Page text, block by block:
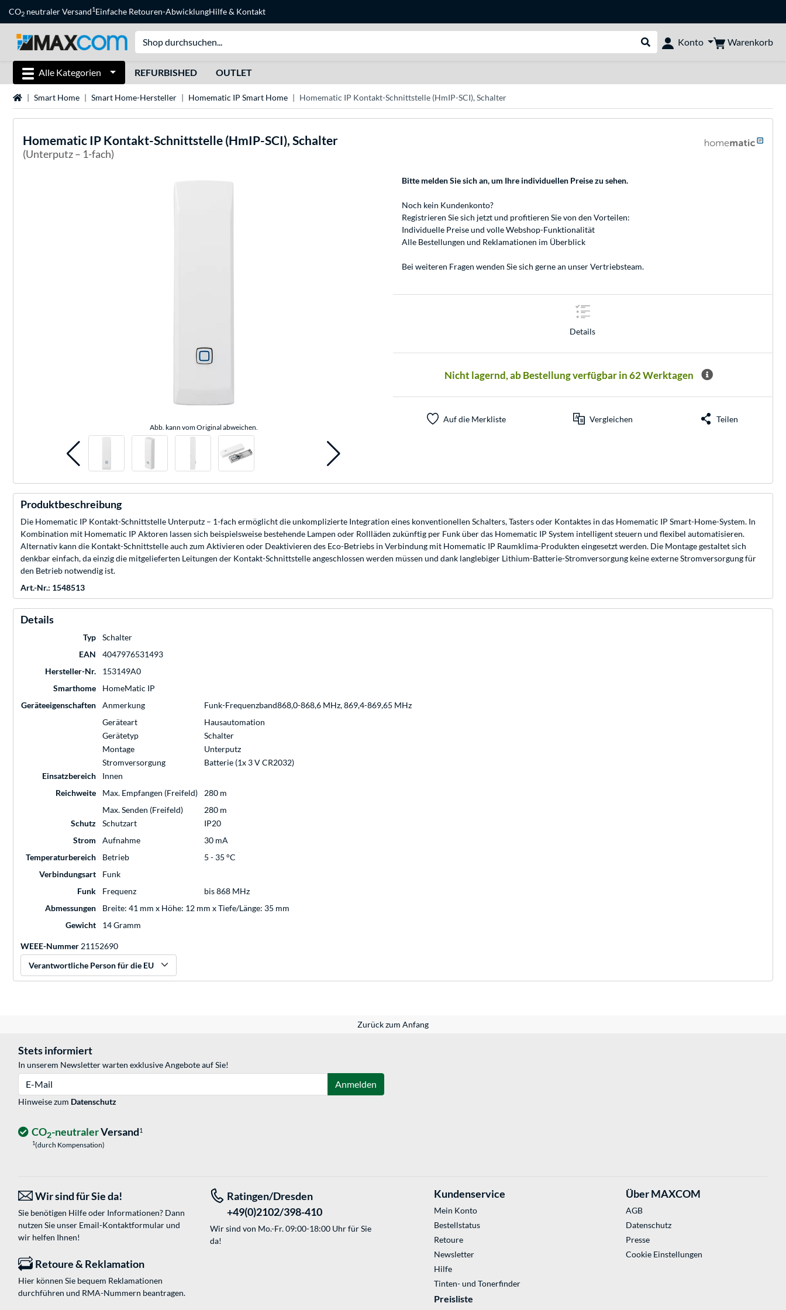
CO2 neutraler Versand1Einfache Retouren-AbwicklungHilfe& Kontakt
Suche durchführen
Konto Warenkorb
Alle Kategorien REFURBISHED OUTLET
StartseiteSmart Home Smart Home-Hersteller Homematic IP Smart Home Homematic IP Kontakt-Schnittstelle (HmIP-SCI), Schalter
Homematic IP Kontakt-Schnittstelle (HmIP-SCI), Schalter
(Unterputz – 1-fach)
Abb. kann vom Original abweichen.
Bitte melden Sie sich an, um Ihre individuellen Preise zu sehen.
Noch kein Kundenkonto?
Registrieren Sie sich jetzt und profitieren Sie von den Vorteilen:
Individuelle Preise und volle Webshop-Funktionalität
Alle Bestellungen und Reklamationen im Überblick
Bei weiteren Fragen wenden Sie sich gerne an unserVertriebsteam.
Details
Nicht lagernd, ab Bestellung verfügbar in 62 Werktagen
Auf die Merkliste Vergleichen Teilen
Produktbeschreibung
Die Homematic IP Kontakt-Schnittstelle Unterputz – 1-fach ermöglicht die unkomplizierte Integration eines konventionellen Schalters, Tasters oder Kontaktes in das Homematic IP Smart-Home-System. In
Kombination mit Homematic IP Aktoren lassen sich beispielsweise bestehende Lampen oder Rollläden zukünftig per Funk über das Homematic IP System intelligent steuern und flexibel automatisieren.
Alternativ kann die Kontakt-Schnittstelle auch zum Aktivieren oder Deaktivieren des Eco-Betriebs in Verbindung mit Homematic IP Raumklima-Produkten eingesetzt werden. Die Montage gestaltet sich
denkbar einfach, da einzig die mitgelieferten Leitungen der Kontakt-Schnittstelle angeschlossen werden müssen und dank langlebiger Lithium-Batterie-Stromversorgung keine externe Stromversorgung für
den Betrieb notwendig ist.
Art.-Nr.: 1548513
Details
Typ
Schalter
EAN
4047976531493
Hersteller-Nr.
153149A0
Smarthome
HomeMatic IP
Geräteeigenschaften
Anmerkung
Funk-Frequenzband868,0-868,6 MHz, 869,4-869,65 MHz
Geräteart
Hausautomation
Gerätetyp
Schalter
Montage
Unterputz
Stromversorgung
Batterie (1x 3 V CR2032)
Einsatzbereich
Innen
Reichweite
Max. Empfangen (Freifeld)
280 m
Max. Senden (Freifeld)
280 m
Schutz
Schutzart
IP20
Strom
Aufnahme
30 mA
Temperaturbereich
Betrieb
5 - 35 °C
Verbindungsart
Funk
Funk
Frequenz
bis 868 MHz
Abmessungen
Breite: 41 mm x Höhe: 12 mm x Tiefe/Länge: 35 mm
Gewicht
14 Gramm
WEEE-Nummer 21152690
Verantwortliche Person für die EU
Zurück zum Anfang
Stets informiert
In unserem Newsletter warten exklusive Angebote auf Sie!
Anmelden
Hinweise zum Datenschutz
CO2-neutralerVersand1
1(durch Kompensation)
Wir sind für Sie da!
Sie benötigen Hilfe oder Informationen? Dann
nutzen Sie unser Email-Kontaktformularund
wir helfen Ihnen!
Ratingen/Dresden
+49(0)2102/398-410
Wir sind von Mo.-Fr. 09:00-18:00 Uhr für Sie
da!
Retoure & Reklamation
Hier können Sie bequem Reklamationen
durchführen und RMA-Nummern beantragen.
Kundenservice
Mein Konto
Bestellstatus
Retoure
Newsletter
Hilfe
Tinten- und Tonerfinder
Preisliste
Über MAXCOM
AGB
Datenschutz
Presse
Cookie Einstellungen